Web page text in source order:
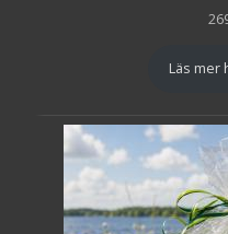
Läs mer